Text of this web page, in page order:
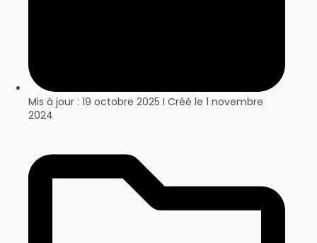
Mis à jour : 19 octobre 2025 I Créé le 1 novembre
2024